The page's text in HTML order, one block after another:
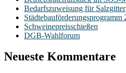
Bedarfszuweisung für Salzgitter
Städtebauförderungsprogramm
Schweinepreisschießen
DGB-Wahlforum
Neueste Kommentare